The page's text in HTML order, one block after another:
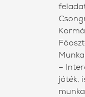
–
játék,